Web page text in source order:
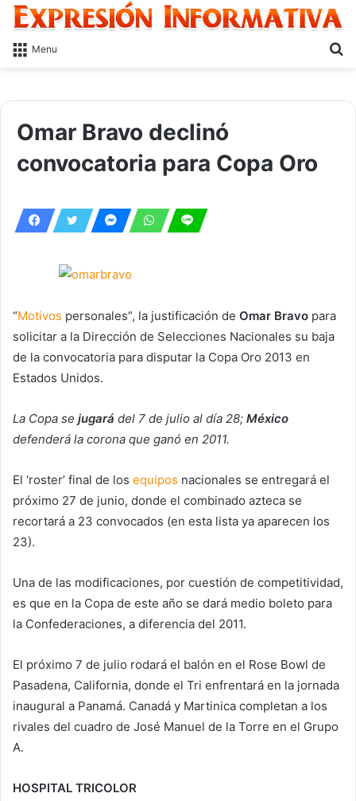
Menu
Omar Bravo declinó
convocatoria para Copa Oro
“Motivos personales”, la justificación de Omar Bravo para
solicitar a la Dirección de Selecciones Nacionales su baja
de la convocatoria para disputar la Copa Oro 2013 en
Estados Unidos.
La Copa se jugará del 7 de julio al día 28; México
defenderá la corona que ganó en 2011.
El ‘roster’ final de los equipos nacionales se entregará el
próximo 27 de junio, donde el combinado azteca se
recortará a 23 convocados (en esta lista ya aparecen los
23).
Una de las modificaciones, por cuestión de competitividad,
es que en la Copa de este año se dará medio boleto para
la Confederaciones, a diferencia del 2011.
El próximo 7 de julio rodará el balón en el Rose Bowl de
Pasadena, California, donde el Tri enfrentará en la jornada
inaugural a Panamá. Canadá y Martinica completan a los
rivales del cuadro de José Manuel de la Torre en el Grupo
A.
HOSPITAL TRICOLOR